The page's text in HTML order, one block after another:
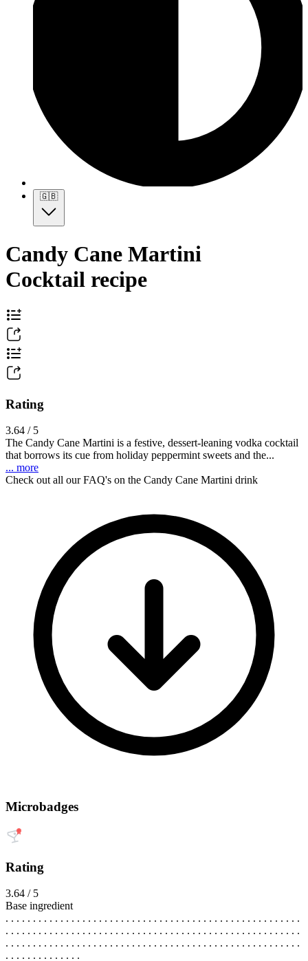
🇬🇧
Candy Cane Martini
Cocktail recipe
Rating
3.64 / 5
The Candy Cane Martini is a festive, dessert-leaning vodka cocktail
that borrows its cue from holiday peppermint sweets and the...
... more
Check out all our FAQ's on the Candy Cane Martini drink
Microbadges
Rating
3.64 / 5
Base ingredient
. . . . . . . . . . . . . . . . . . . . . . . . . . . . . . . . . . . . . . . . . . . . . . . . . . . . . .
. . . . . . . . . . . . . . . . . . . . . . . . . . . . . . . . . . . . . . . . . . . . . . . . . . . . . .
. . . . . . . . . . . . . . . . . . . . . . . . . . . . . . . . . . . . . . . . . . . . . . . . . . . . . .
. . . . . . . . . . . . . .